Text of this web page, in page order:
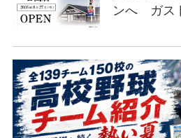
ンへ ガス